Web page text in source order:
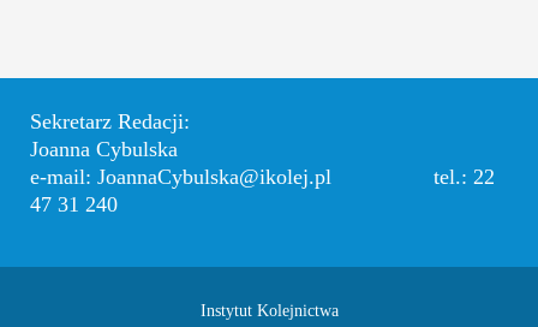
Sekretarz Redacji:
Joanna Cybulska
e-mail: JoannaCybulska@ikolej.pl tel.: 22
47 31 240
Instytut Kolejnictwa